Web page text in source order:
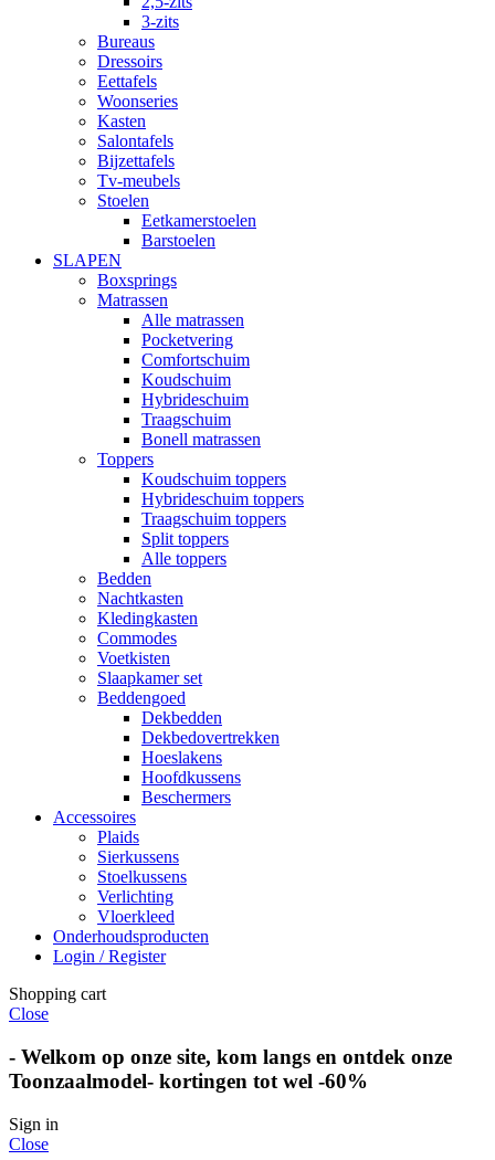
3-zits
Bureaus
Dressoirs
Eettafels
Woonseries
Kasten
Salontafels
Bijzettafels
Tv-meubels
Stoelen
Eetkamerstoelen
Barstoelen
SLAPEN
Boxsprings
Matrassen
Alle matrassen
Pocketvering
Comfortschuim
Koudschuim
Hybrideschuim
Traagschuim
Bonell matrassen
Toppers
Koudschuim toppers
Hybrideschuim toppers
Traagschuim toppers
Split toppers
Alle toppers
Bedden
Nachtkasten
Kledingkasten
Commodes
Voetkisten
Slaapkamer set
Beddengoed
Dekbedden
Dekbedovertrekken
Hoeslakens
Hoofdkussens
Beschermers
Accessoires
Plaids
Sierkussens
Stoelkussens
Verlichting
Vloerkleed
Onderhoudsproducten
Login / Register
Shopping cart
Close
- Welkom op onze site, kom langs en ontdek onze
Toonzaalmodel- kortingen tot wel -60%
Sign in
Close